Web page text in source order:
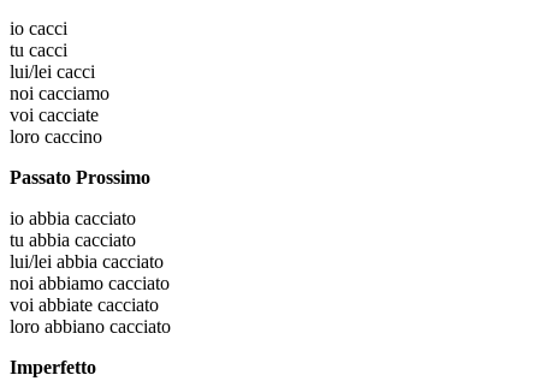
io cacci
tu cacci
lui/lei cacci
noi cacciamo
voi cacciate
loro caccino
Passato Prossimo
io abbia cacciato
tu abbia cacciato
lui/lei abbia cacciato
noi abbiamo cacciato
voi abbiate cacciato
loro abbiano cacciato
Imperfetto